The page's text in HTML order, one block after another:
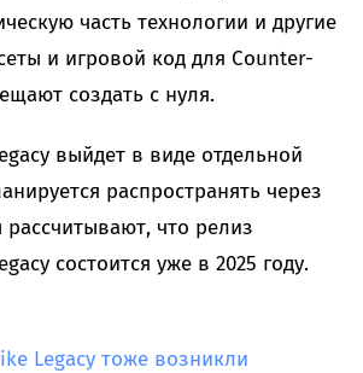
часть технологии и другие
и игровой код для Counter-
создать с нуля.
выйдет в виде отдельной
распространять через
что релиз
состоится уже в 2025 году.
Legacy тоже возникли